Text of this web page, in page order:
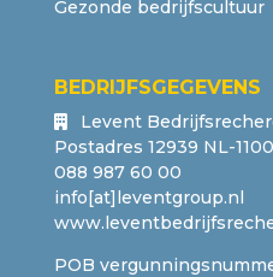
Gezonde bedrijfscultuur
BEDRIJFSGEGEVENS
Levent
Postadres 12939 NL-
088 987 60 00
info[at]leventgroup.nl
POB